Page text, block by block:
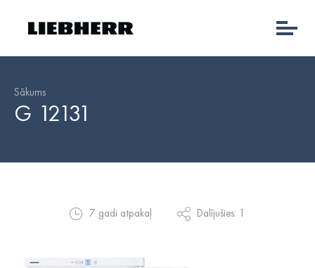
Sākums
G 12131
7 gadi atpakaļ Dalījušies: 1